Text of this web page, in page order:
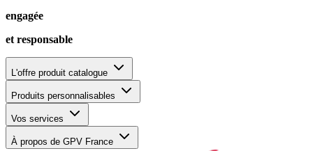
engagée
et responsable
L'offre produit catalogue
Produits personnalisables
Vos services
À propos de GPV France